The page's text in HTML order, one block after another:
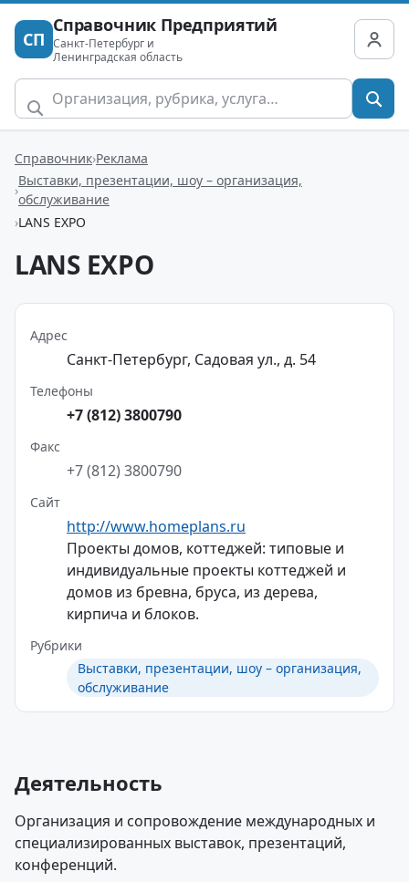
СП
Справочник Предприятий
Санкт-Петербург и
Ленинградская область
Справочник Реклама
Выставки, презентации, шоу – организация,
обслуживание
LANS EXPO
LANS EXPO
Адрес
Санкт-Петербург, Садовая ул., д. 54
Телефоны
+7 (812) 3800790
Факс
+7 (812) 3800790
Сайт
http://www.homeplans.ru
Проекты домов, коттеджей: типовые и
индивидуальные проекты коттеджей и
домов из бревна, бруса, из дерева,
кирпича и блоков.
Рубрики
Выставки, презентации, шоу – организация,
обслуживание
Деятельность
Организация и сопровождение международных и
специализированных выставок, презентаций,
конференций.